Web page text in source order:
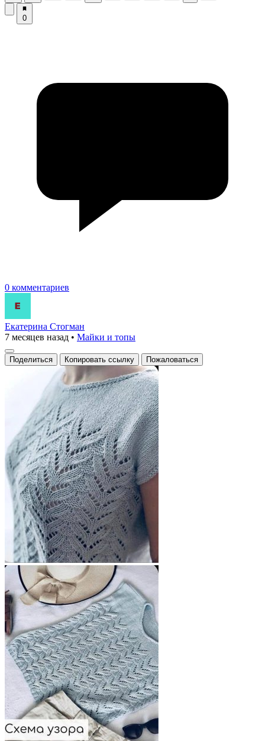
0
0 комментариев
Екатерина Стогман
7 месяцев назад • Майки и топы
Поделиться Копировать ссылку Пожаловаться